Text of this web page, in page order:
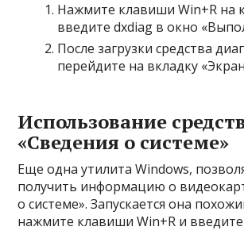
Нажмите клавиши Win+R на
введите dxdiag в окно
После загрузки средства
перейдите на вкладку
Использование
«Сведения о системе»
Еще одна утилита Windows,
получить информацию о
о системе». Запускается она
нажмите клавиши Win+R и